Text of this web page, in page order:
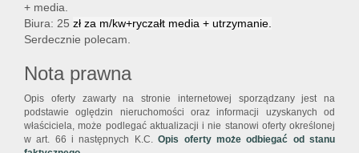
+ media.
Biura: 25 zł za m/kw+ryczałt media + utrzymanie.
Serdecznie polecam.
Nota prawna
Opis oferty zawarty na stronie internetowej sporządzany jest na
podstawie oględzin nieruchomości oraz informacji uzyskanych od
właściciela, może podlegać aktualizacji i nie stanowi oferty określonej
w art. 66 i następnych K.C.Opis oferty może odbiegać od stanu